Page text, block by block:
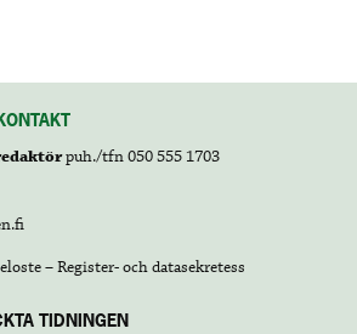
puh./tfn 050 555 1703
– Register- och datasekretess
TIDNINGEN